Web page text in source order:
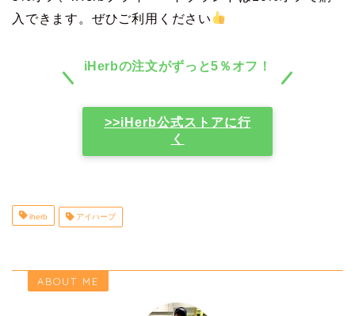
入できます。ぜひご利用ください
iHerbの注文がずっと5％オフ！
>>iHerb公式ストアに行
く
iherb アイハーブ
ABOUT ME